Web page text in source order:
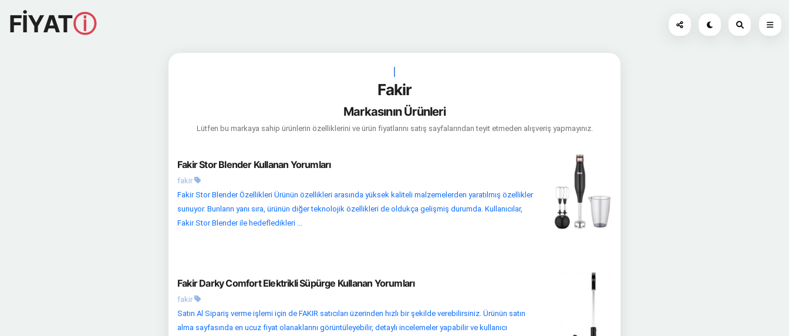
FİYATⓘ
|
Fakir
Markasının Ürünleri
Lütfen bu markaya sahip ürünlerin özelliklerini ve ürün fiyatlarını satış sayfalarından teyit etmeden alışveriş yapmayınız.
Fakir Stor Blender Kullanan Yorumları
fakir
Fakir Stor Blender Özellikleri Ürünün özellikleri arasında yüksek kaliteli malzemelerden yaratılmış özellikler
sunuyor. Bunların yanı sıra, ürünün diğer teknolojik özellikleri de oldukça gelişmiş durumda. Kullanıcılar,
Fakir Stor Blender ile hedefledikleri ...
Fakir Darky Comfort Elektrikli Süpürge Kullanan Yorumları
fakir
Satın Al Sipariş verme işlemi için de FAKIR satıcıları üzerinden hızlı bir şekilde verebilirsiniz. Ürünün satın
alma sayfasında en ucuz fiyat olanaklarını görüntüleyebilir, detaylı incelemeler yapabilir ve kullanıcı